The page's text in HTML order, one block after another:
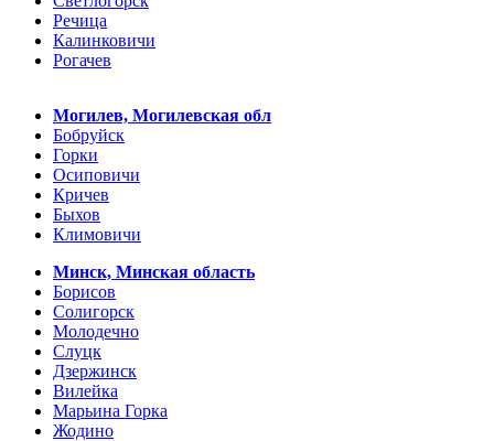
Речица
Калинковичи
Рогачев
Могилев, Могилевская обл
Бобруйск
Горки
Осиповичи
Кричев
Быхов
Климовичи
Минск, Минская область
Борисов
Солигорск
Молодечно
Слуцк
Дзержинск
Вилейка
Марьина Горка
Жодино